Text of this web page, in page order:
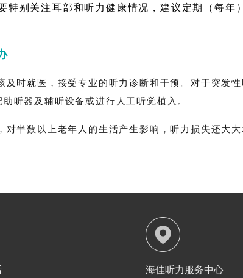
特别关注耳部和听力健康情况，建议定期（每
时就医，接受专业的听力诊断和干预。对于突发
听器及辅听设备或进行人工听觉植入。
半数以上老年人的生活产生影响，听力损失还大
海佳听力服务中心